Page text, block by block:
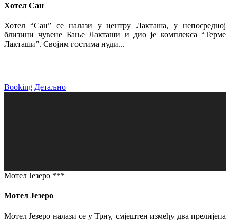
Хотел Сан
Хотел “Сан” се налази у центру Лакташа, у непосредној
близини чувене Бање Лакташи и дио је комплекса “Терме
Лакташи”. Својим гостима нуди...
Booking Детаљно
Мотел Језеро ***
Мотел Језеро
Мотел Језеро налази се у Трну, смјештен између два прелијепа